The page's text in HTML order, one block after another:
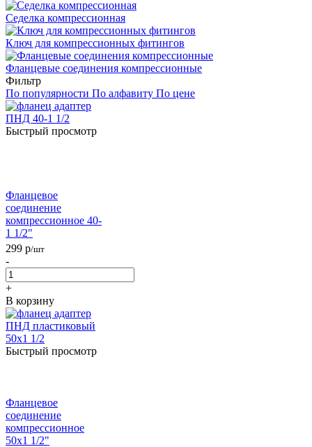
Седелка компрессионная
Ключ для компрессионных фитингов
Фланцевые соединения компрессионные
Фильтр
По популярности По алфавиту По цене
Быстрый просмотр
Фланцевое
соединение
компрессионное 40-
1 1/2"
299 р/шт
-
+
В корзину
Быстрый просмотр
Фланцевое
соединение
компрессионное
50x1 1/2"